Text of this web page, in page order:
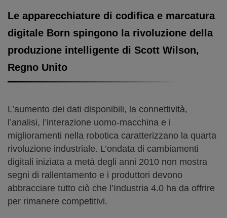
Le apparecchiature di codifica e marcatura
digitale Born spingono la rivoluzione della
produzione intelligente di Scott Wilson,
Regno Unito
L’aumento dei dati disponibili, la connettività,
l’analisi, l’interazione uomo-macchina e i
miglioramenti nella robotica caratterizzano la quarta
rivoluzione industriale. L’ondata di cambiamenti
digitali iniziata a metà degli anni 2010 non mostra
segni di rallentamento e i produttori devono
abbracciare tutto ciò che l’Industria 4.0 ha da offrire
per rimanere competitivi.